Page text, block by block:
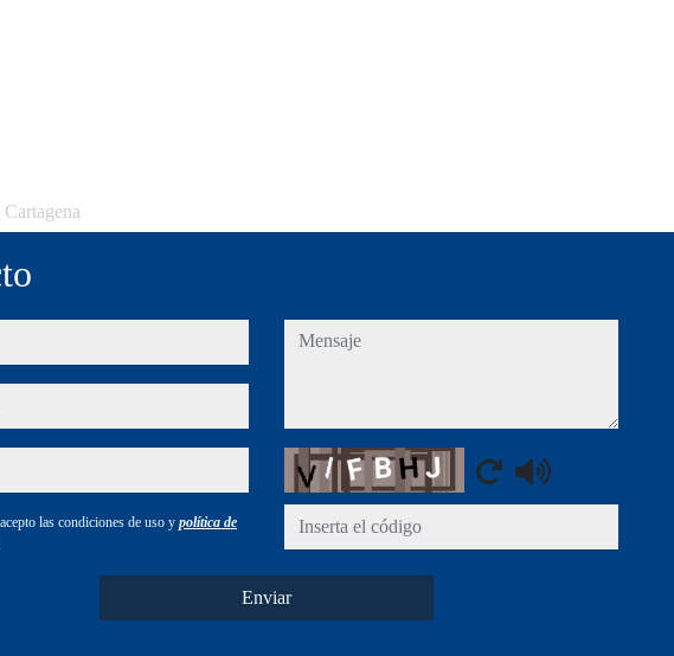
las condiciones de uso y política de
mensaje
Captcha
Enviar